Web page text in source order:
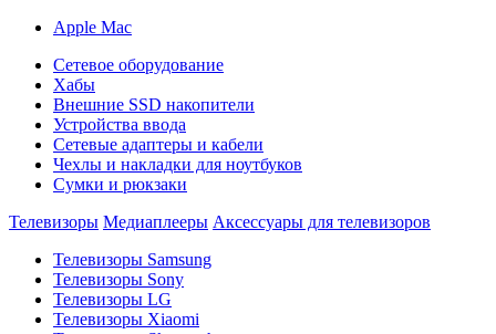
Apple Mac
Сетевое оборудование
Хабы
Внешние SSD накопители
Устройства ввода
Сетевые адаптеры и кабели
Чехлы и накладки для ноутбуков
Сумки и рюкзаки
Телевизоры Медиаплееры Аксессуары для телевизоров
Телевизоры Samsung
Телевизоры Sony
Телевизоры LG
Телевизоры Xiaomi